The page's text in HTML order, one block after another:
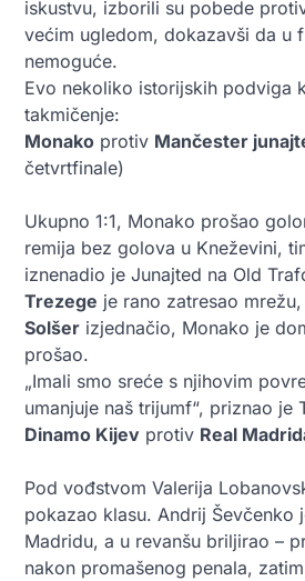
iskustvu, izborili su pobede
većim ugledom, dokazavši da u
nemoguće.
Evo nekoliko istorijskih podviga
takmičenje:
Monako protiv Mančester
četvrtfinale)
Ukupno 1:1, Monako prošao
remija bez golova u Kneževini,
iznenadio je Junajted na Old
Trezege je rano zatresao
Solšer izjednačio, Monako je
prošao.
„Imali smo sreće s njihovim
umanjuje naš trijumf“, priznao je
Dinamo Kijev protiv Real
Pod vođstvom Valerija
pokazao klasu. Andrij Ševčenko
Madridu, a u revanšu briljirao –
nakon promašenog penala,